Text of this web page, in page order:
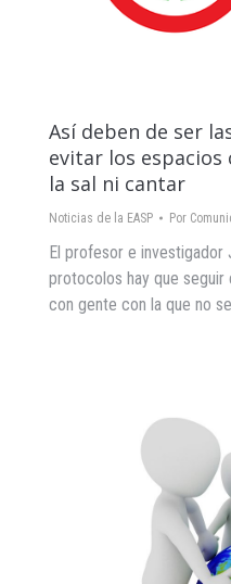
Así deben de ser
evitar los espacios
la sal ni cantar
Noticias de la EASP Por
El profesor e investigador
protocolos hay que
con gente con la que no